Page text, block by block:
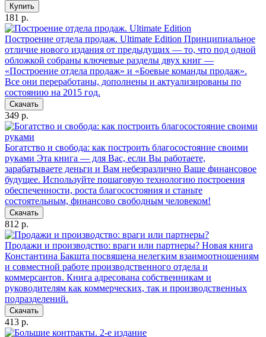
Купить
181 р.
Построение отдела продаж. Ultimate Edition Принципиальное
отличие нового издания от предыдущих — то, что под одной
обложкой собраны ключевые разделы двух книг —
«Построение отдела продаж» и «Боевые команды продаж».
Все они переработаны, дополнены и актуализированы по
состоянию на 2015 год.
Скачать
349 р.
Богатство и свобода: как построить благосостояние своими
руками Эта книга — для Вас, если Вы работаете,
зарабатываете деньги и Вам небезразлично Ваше финансовое
будущее. Используйте пошаговую технологию построения
обеспеченности, роста благосостояния и станьте
состоятельным, финансово свободным человеком!
Скачать
812 р.
Продажи и производство: враги или партнеры? Новая книга
Константина Бакшта посвящена нелегким взаимоотношениям
и совместной работе производственного отдела и
коммерсантов. Книга адресована собственникам и
руководителям как коммерческих, так и производственных
подразделений.
Скачать
413 р.